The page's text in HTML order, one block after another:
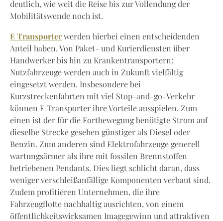
deutlich, wie weit die Reise bis zur Vollendung der
Mobilitätswende noch ist.
E Transporterwerden hierbei einen entscheidenden
Anteil haben. Von Paket- und Kurierdiensten über
Handwerker bis hin zu Krankentransportern:
Nutzfahrzeuge werden auch in Zukunft vielfältig
eingesetzt werden. Insbesondere bei
Kurzstreckenfahrten mit viel Stop-and-go-Verkehr
können E Transporter ihre Vorteile ausspielen. Zum
einen ist der für die Fortbewegung benötigte Strom auf
dieselbe Strecke gesehen günstiger als Diesel oder
Benzin. Zum anderen sind Elektrofahrzeuge generell
wartungsärmer als ihre mit fossilen Brennstoffen
betriebenen Pendants. Dies liegt schlicht daran, dass
weniger verschleißanfällige Komponenten verbaut sind.
Zudem profitieren Unternehmen, die ihre
Fahrzeugflotte nachhaltig ausrichten, von einem
öffentlichkeitswirksamen Imagegewinn und attraktiven